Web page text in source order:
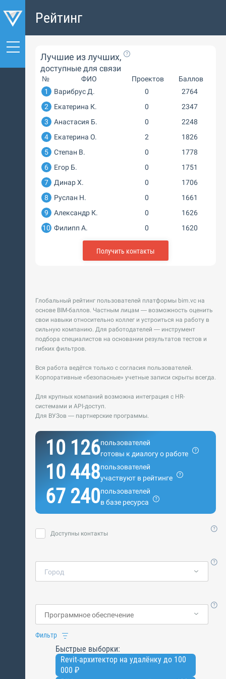
Рейтинг
Глобальный рейтинг пользователей платформы bim.vc на
основе BIM-баллов. Частным лицам — возможность оценить
свои навыки относительно коллег и устроиться на работу в
сильную компанию. Для работодателей — инструмент
подбора специалистов на основании результатов тестов и
гибких фильтров.
Вся работа ведётся только с согласия пользователей.
Корпоративные «безопасные» учетные записи скрыты всегда.
Для крупных компаний возможна интеграция с HR-
системами и API-доступ.
Для ВУЗов — партнерские программы.
10 126пользователей
готовы к диалогу о работе
10 448пользователей
участвуют в рейтинге
67 240пользователей
в базе ресурса
Доступны контакты
Город
Фильтр
Быстрые выборки:
Revit-архитектор на удалёнку до 100
000 ₽
Лучшие из лучших,
доступные для связи
№ ФИО Проектов
Баллов
1
Варибрус Д. 0
2764
2
Екатерина К. 0
2347
3
Анастасия Б. 0
2248
4
Екатерина О. 2
1826
5
Степан В. 0
1778
6
Егор Б. 0
1751
7
Динар Х. 0
1706
8
Руслан Н. 0
1661
9
Александр К. 0
1626
10 Филипп А. 0 1620
Получить контакты